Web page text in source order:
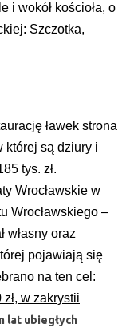
i wokół kościoła, o
Szczotka,
ławek strona
której są dziury i
tys. zł.
Wrocławskie w
Wrocławskiego –
własny oraz
pojawiają się
na ten cel:
zł, w zakrystii
lat ubiegłych